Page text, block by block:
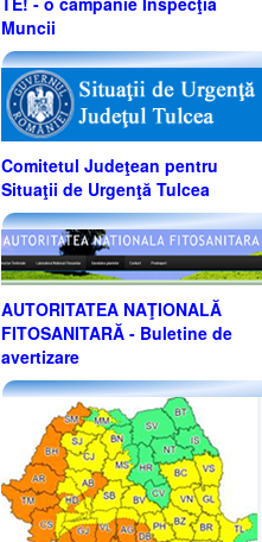
Muncii
Comitetul Judeţean pentru
Situaţii de Urgenţă Tulcea
AUTORITATEA NAŢIONALĂ
FITOSANITARĂ - Buletine de
avertizare